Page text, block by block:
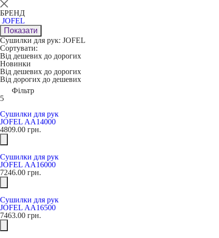
БРЕНД
JOFEL
Показати
Сушилки для рук: JOFEL
Сортувати:
Від дешевих до дорогих
Новинки
Від дешевих до дорогих
Від дорогих до дешевих
Фільтр
5
Сушилки для рук
JOFEL АА14000
4809.00 грн.
Сушилки для рук
JOFEL АА16000
7246.00 грн.
Сушилки для рук
JOFEL АА16500
7463.00 грн.